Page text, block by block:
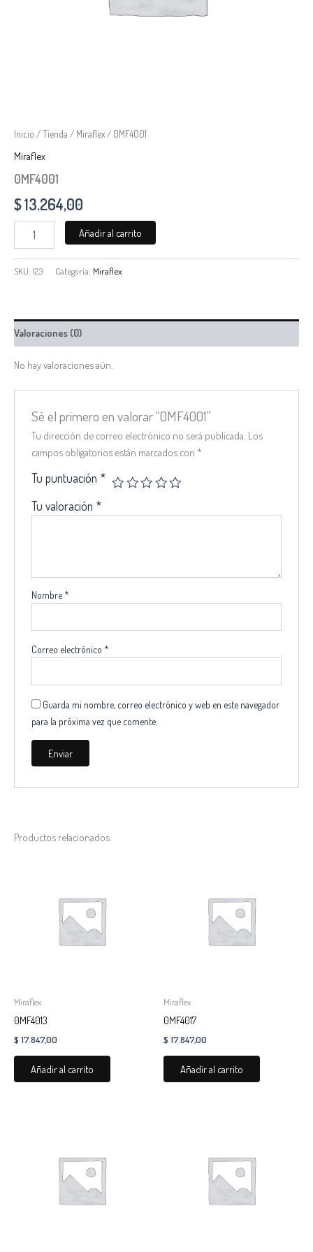
Inicio /Tienda / Miraflex/ 0MF4001
Miraflex
0MF4001
$13.264,00
Añadir al carrito
SKU: 123 Categoría: Miraflex
Valoraciones (0)
No hay valoraciones aún.
Sé el primero en valorar “0MF4001”
Tu dirección de correo electrónico no será publicada. Los
campos obligatorios están marcados con *
Tu puntuación *
Tu valoración *
Nombre *
Correo electrónico *
Guarda mi nombre, correo electrónico y web en este navegador
para la próxima vez que comente.
Productos relacionados
Miraflex
0MF4013
$ 17.847,00
Añadir al carrito
Miraflex
0MF4017
$ 17.847,00
Añadir al carrito